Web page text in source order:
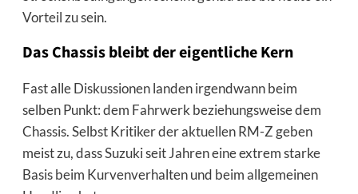
Vorteil zu sein.
Das Chassis bleibt der eigentliche Kern
Fast alle Diskussionen landen irgendwann beim
selben Punkt: dem Fahrwerk beziehungsweise dem
Chassis. Selbst Kritiker der aktuellen RM-Z geben
meist zu, dass Suzuki seit Jahren eine extrem starke
Basis beim Kurvenverhalten und beim allgemeinen